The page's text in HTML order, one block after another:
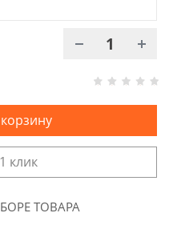
клик
ТОВАРА